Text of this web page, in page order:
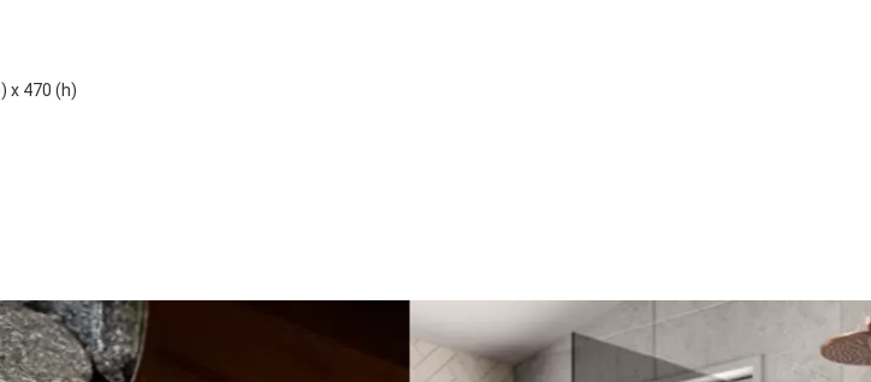
x 470 (h)
av 5av 5av 5
stjärnor av 5
5 stjärnor av 5
av 5av 5av 5
stjärnor av 5
5 stjärnor av 5
Slutliga fraktkostnader kommer att beräknas på kassasidan
Valfria tjänster:Mekanisk Lossning Av Lasten
Organiserad, Kommer Att Lastas Av Bredvid